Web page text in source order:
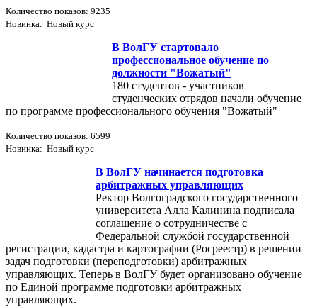
Количество показов: 9235
Новинка: Новый курс
В ВолГУ стартовало
профессиональное обучение по
должности "Вожатый"
180 студентов - участников
студенческих отрядов начали обучение
по программе профессионального обучения "Вожатый"
Количество показов: 6599
Новинка: Новый курс
В ВолГУ начинается подготовка
арбитражных управляющих
Ректор Волгоградского государственного
университета Алла Калинина подписала
соглашение о сотрудничестве с
Федеральной службой государственной
регистрации, кадастра и картографии (Росреестр) в решении
задач подготовки (переподготовки) арбитражных
управляющих. Теперь в ВолГУ будет организовано обучение
по Единой программе подготовки арбитражных
управляющих.